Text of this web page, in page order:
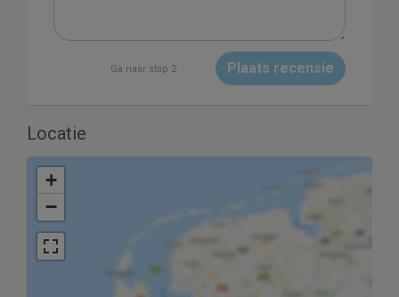
Ga naar stap 2 Plaats recensie
Locatie
+
−